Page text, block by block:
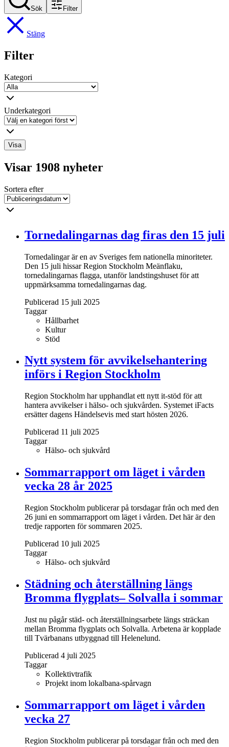
Sök Filter
Stäng
Filter
Kategori
Underkategori
Visa
Visar 1908 nyheter
Sortera efter
Tornedalingarnas dag firas den 15 juli
Tornedalingar är en av Sveriges fem nationella minoriteter.
Den 15 juli hissar Region Stockholm Meänflaku,
tornedalingarnas flagga, utanför landstingshuset för att
uppmärksamma tornedalingarnas dag.
Publicerad 15 juli 2025
Taggar
Hållbarhet
Kultur
Stöd
Nytt system för avvikelsehantering
införs i Region Stockholm
Region Stockholm har upphandlat ett nytt it-stöd för att
hantera avvikelser i hälso- och sjukvården. Systemet iFacts
ersätter dagens Händelsevis med start hösten 2026.
Publicerad 11 juli 2025
Taggar
Hälso- och sjukvård
Sommarrapport om läget i vården
vecka 28 år 2025
Region Stockholm publicerar på torsdagar från och med den
26 juni en sommarrapport om läget i vården. Det här är den
tredje rapporten för sommaren 2025.
Publicerad 10 juli 2025
Taggar
Hälso- och sjukvård
Städning och återställning längs
Bromma flygplats– Solvalla i sommar
Just nu pågår städ- och återställningsarbete längs sträckan
mellan Bromma flygplats och Solvalla. Arbetena är kopplade
till Tvärbanans utbyggnad till Helenelund.
Publicerad 4 juli 2025
Taggar
Kollektivtrafik
Projekt inom lokalbana-spårvagn
Sommarrapport om läget i vården
vecka 27
Region Stockholm publicerar på torsdagar från och med den